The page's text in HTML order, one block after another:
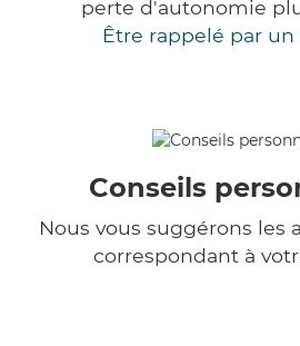
perte d'autonomie
Être rappelé par
Conseils
Nous vous suggérons les
correspondant à